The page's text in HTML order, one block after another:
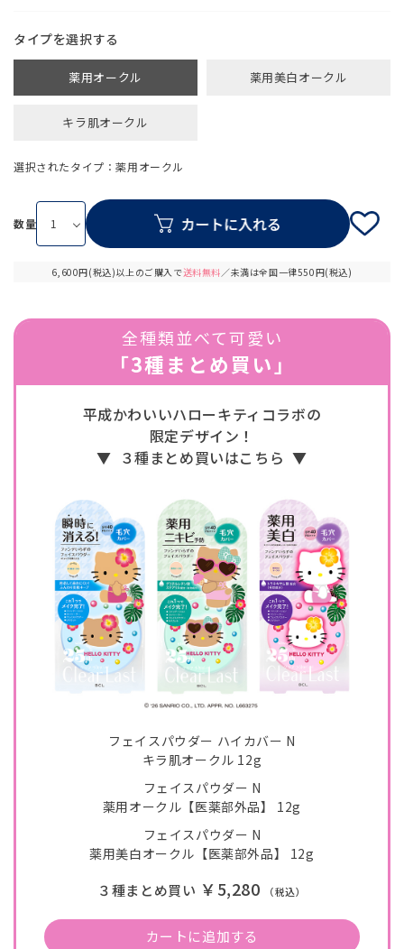
6,600円(税込)以上のご購入で送料無料／未満は全国一律550円(税込)
タイプ
薬用オークル 薬用美白オークル
キラ肌オークル
選択されたタイプ：薬用オークル
数量
全種類並べて可愛い
「3種まとめ買い」
平成かわいいハローキティコラボの
限定デザイン！
▼ ３種まとめ買いはこちら ▼
フェイスパウダー ハイカバー N
キラ肌オークル 12g
フェイスパウダー N
薬用オークル【医薬部外品】 12g
フェイスパウダー N
薬用美白オークル【医薬部外品】 12g
３種まとめ買い ￥5,280 （税込）
カートに追加する